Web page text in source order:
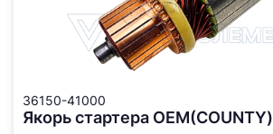
36150-41000
Якорь стартера ОЕМ(COUNTY)